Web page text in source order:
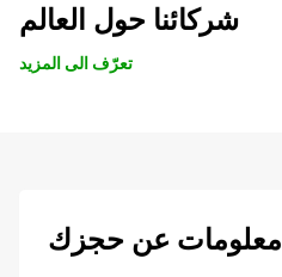
شركائنا حول العالم
تعرّف الى المزيد
معلومات عن حجزك